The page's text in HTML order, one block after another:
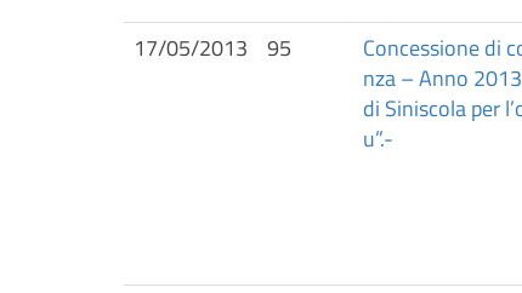
17/05/2013
95
Concessione di
nza – Anno
di Siniscola per
u”.-